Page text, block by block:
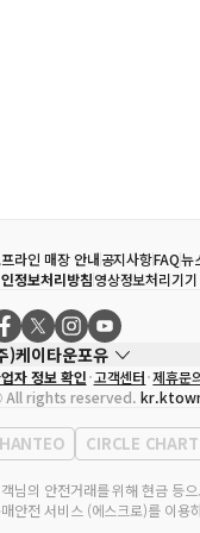
라인 매장 안내공지사항FAQ뉴
정보처리방침영상정보처리기
)케이타운포유
자
송효민
업자등록번호
120-87-
판매업 신고번호 제2011-서울
표전화
02-552-9855
자 정보 확인 고객센터 제휴문
rights reserved.
HANTEO CIRCLE CHART
님의 안전거래를 위해 현금 등
안전 서비스 (에스크로)를 이용